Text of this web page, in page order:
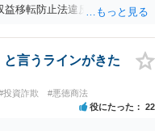
益移転防止法違反に、譲渡・
であることを認識して行っ
れば、素直に認めた方がいい
を売る行為が犯罪行為である
ろん認めるという選択肢も
ることを念頭に置いていた
言うラインがきた
投資詐欺 #悪徳商法
役にたった 22